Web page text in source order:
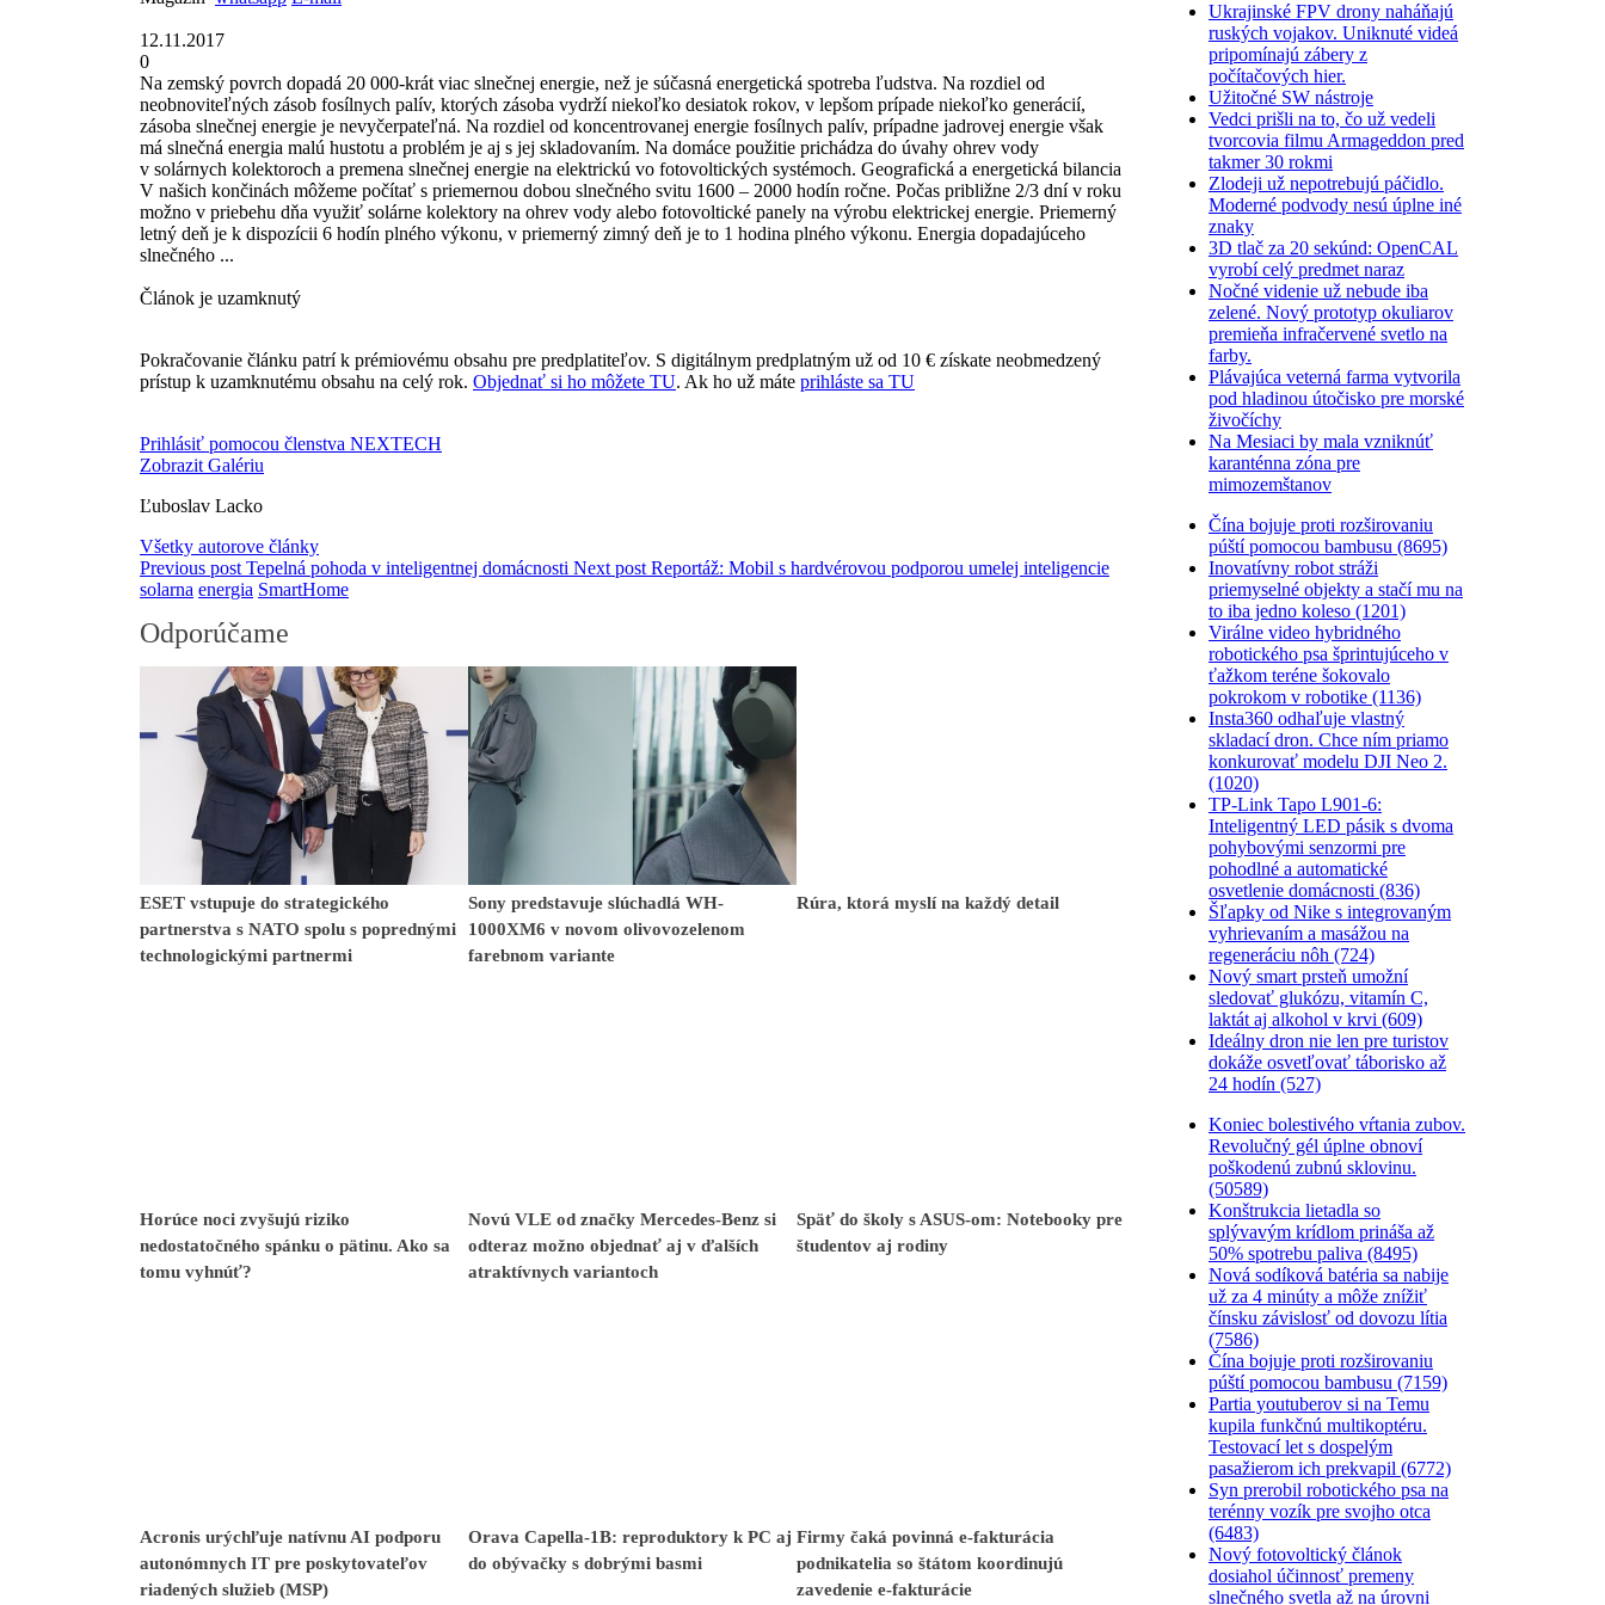
12.11.2017
0
Na zemský povrch dopadá 20 000-krát viac slnečnej energie, než je súčasná energetická spotreba ľudstva. Na rozdiel od
neobnoviteľných zásob fosílnych palív, ktorých zásoba vydrží niekoľko desiatok rokov, v lepšom prípade niekoľko generácií,
zásoba slnečnej energie je nevyčerpateľná. Na rozdiel od koncentrovanej energie fosílnych palív, prípadne jadrovej energie však
má slnečná energia malú hustotu a problém je aj s jej skladovaním. Na domáce použitie prichádza do úvahy ohrev vody
v solárnych kolektoroch a premena slnečnej energie na elektrickú vo fotovoltických systémoch. Geografická a energetická bilancia
V našich končinách môžeme počítať s priemernou dobou slnečného svitu 1600 – 2000 hodín ročne. Počas približne 2/3 dní v roku
možno v priebehu dňa využiť solárne kolektory na ohrev vody alebo fotovoltické panely na výrobu elektrickej energie. Priemerný
letný deň je k dispozícii 6 hodín plného výkonu, v priemerný zimný deň je to 1 hodina plného výkonu. Energia dopadajúceho
slnečného ...
Článok je uzamknutý
Pokračovanie článku patrí k prémiovému obsahu pre predplatiteľov. S digitálnym predplatným už od 10 € získate neobmedzený
prístup k uzamknutému obsahu na celý rok. Objednať si ho môžete TU. Ak ho už máte prihláste sa TU
Prihlásiť pomocou členstva NEXTECH
Zobrazit Galériu
Ľuboslav Lacko
Všetky autorove články
Previous post Tepelná pohoda v inteligentnej domácnosti Next post Reportáž: Mobil s hardvérovou podporou umelej inteligencie
solarna energia SmartHome
Odporúčame
ESET vstupuje do strategického
partnerstva s NATO spolu s poprednými
technologickými partnermi
Sony predstavuje slúchadlá WH-
1000XM6 v novom olivovozelenom
farebnom variante
Rúra, ktorá myslí na každý detail
Horúce noci zvyšujú riziko
nedostatočného spánku o pätinu. Ako sa
tomu vyhnúť?
Novú VLE od značky Mercedes-Benz si
odteraz možno objednať aj v ďalších
atraktívnych variantoch
Späť do školy s ASUS-om: Notebooky pre
študentov aj rodiny
Acronis urýchľuje natívnu AI podporu
autonómnych IT pre poskytovateľov
riadených služieb (MSP)
Orava Capella-1B: reproduktory k PC aj
do obývačky s dobrými basmi
Firmy čaká povinná e-fakturácia
podnikatelia so štátom koordinujú
zavedenie e-fakturácie
Ukrajinské FPV drony naháňajú
ruských vojakov. Uniknuté videá
pripomínajú zábery z
počítačových hier.
Užitočné SW nástroje
Vedci prišli na to, čo už vedeli
tvorcovia filmu Armageddon pred
takmer 30 rokmi
Zlodeji už nepotrebujú páčidlo.
Moderné podvody nesú úplne iné
znaky
3D tlač za 20 sekúnd: OpenCAL
vyrobí celý predmet naraz
Nočné videnie už nebude iba
zelené. Nový prototyp okuliarov
premieňa infračervené svetlo na
farby.
Plávajúca veterná farma vytvorila
pod hladinou útočisko pre morské
živočíchy
Na Mesiaci by mala vzniknúť
karanténna zóna pre
mimozemštanov
Čína bojuje proti rozširovaniu
púští pomocou bambusu (8695)
Inovatívny robot stráži
priemyselné objekty a stačí mu na
to iba jedno koleso (1201)
Virálne video hybridného
robotického psa šprintujúceho v
ťažkom teréne šokovalo
pokrokom v robotike (1136)
Insta360 odhaľuje vlastný
skladací dron. Chce ním priamo
konkurovať modelu DJI Neo 2.
(1020)
TP-Link Tapo L901-6:
Inteligentný LED pásik s dvoma
pohybovými senzormi pre
pohodlné a automatické
osvetlenie domácnosti (836)
Šľapky od Nike s integrovaným
vyhrievaním a masážou na
regeneráciu nôh (724)
Nový smart prsteň umožní
sledovať glukózu, vitamín C,
laktát aj alkohol v krvi (609)
Ideálny dron nie len pre turistov
dokáže osvetľovať táborisko až
24 hodín (527)
Koniec bolestivého vŕtania zubov.
Revolučný gél úplne obnoví
poškodenú zubnú sklovinu.
(50589)
Konštrukcia lietadla so
splývavým krídlom prináša až
50% spotrebu paliva (8495)
Nová sodíková batéria sa nabije
už za 4 minúty a môže znížiť
čínsku závislosť od dovozu lítia
(7586)
Čína bojuje proti rozširovaniu
púští pomocou bambusu (7159)
Partia youtuberov si na Temu
kupila funkčnú multikoptéru.
Testovací let s dospelým
pasažierom ich prekvapil (6772)
Syn prerobil robotického psa na
terénny vozík pre svojho otca
(6483)
Nový fotovoltický článok
dosiahol účinnosť premeny
slnečného svetla až na úrovni